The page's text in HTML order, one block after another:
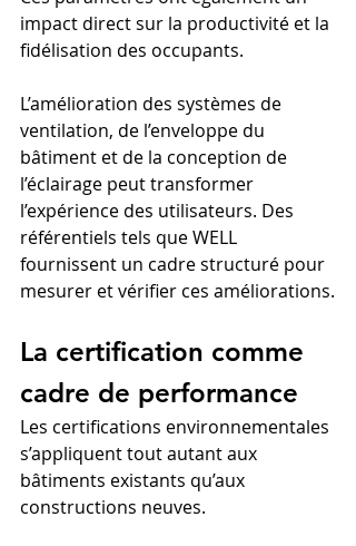
impact direct sur la productivité et la
fidélisation des occupants.
L’amélioration des systèmes de
ventilation, de l’enveloppe du
bâtiment et de la conception de
l’éclairage peut transformer
l’expérience des utilisateurs. Des
référentiels tels que WELL
fournissent un cadre structuré pour
mesurer et vérifier ces améliorations.
La certification comme
cadre de performance
Les certifications environnementales
s’appliquent tout autant aux
bâtiments existants qu’aux
constructions neuves.